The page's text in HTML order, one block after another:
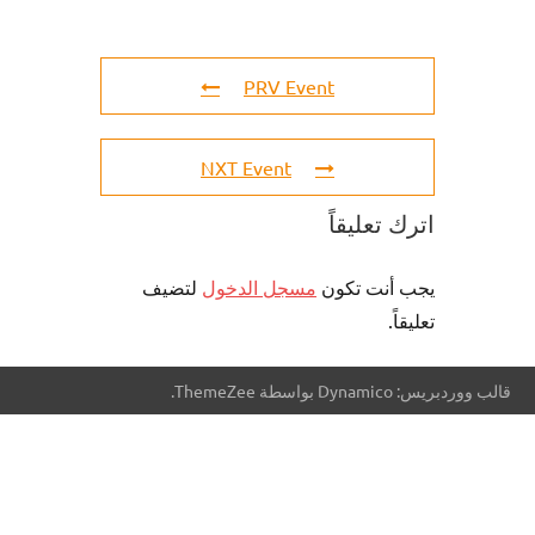
PRV Event
NXT Event
اترك تعليقاً
يجب أنت تكون مسجل الدخول لتضيف
تعليقاً.
قالب ووردبريس: Dynamico بواسطة ThemeZee.